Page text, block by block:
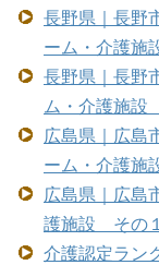
長野県｜長野
ーム・介護
長野県｜長野
ム・介護施設
広島県｜広島
ーム・介護施
広島県｜広島
護施設 その１
介護認定ラン